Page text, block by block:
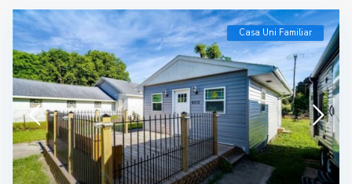
Casa Uni Familiar